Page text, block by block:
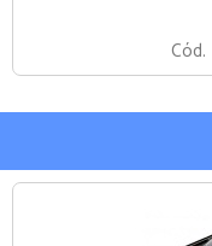
Cód.